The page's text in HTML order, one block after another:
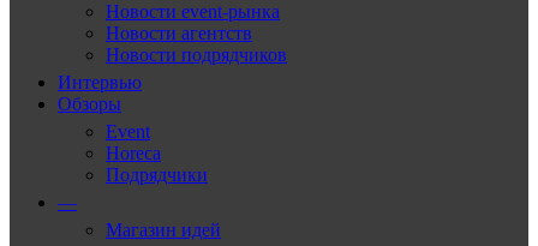
Новости event-рынка
Новости агентств
Новости подрядчиков
Интервью
Обзоры
Event
Horeca
Подрядчики
—
Магазин идей